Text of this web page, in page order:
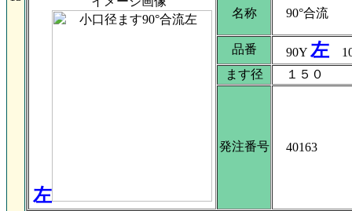
左
名称 90°合流
品番 90Y 左
ます径
１５０
発注番号 40163